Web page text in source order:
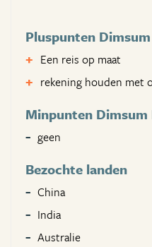
Pluspunten
Een reis op maat
rekening houden met
Minpunten Dimsum
geen
Bezochte landen
China
India
Australie